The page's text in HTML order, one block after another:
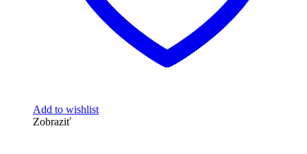
Add to wishlist
Zobraziť